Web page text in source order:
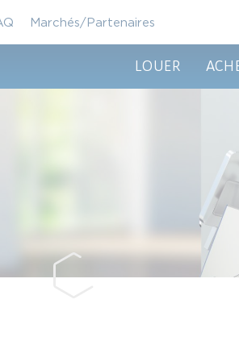
Marchés/Partenaires
LOUER